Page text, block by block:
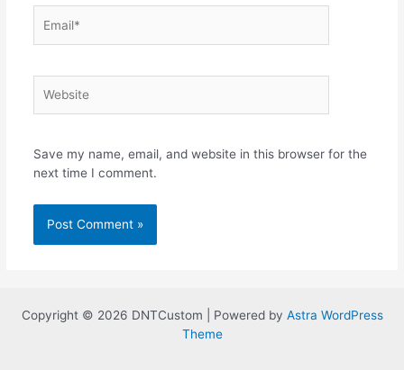
Save my name, email, and website in this browser for the
next time I comment.
Copyright © 2026 DNTCustom | Powered by Astra WordPress
Theme